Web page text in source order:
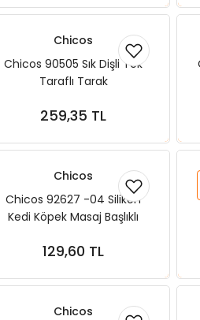
Chicos
Chicos 90505 Sık Dişli Tek
Taraflı Tarak
259,35 TL
Sepete Ekle
Chicos
Chicos 92627 -04 Silikon
Kedi Köpek Masaj Başlıklı
129,60 TL
Sepete Ekle
Chicos